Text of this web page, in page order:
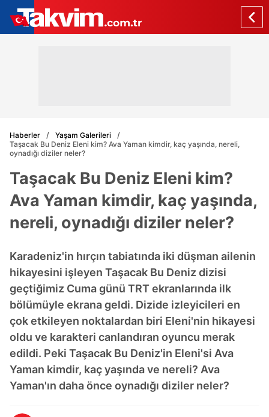
Haberler
Yaşam Galerileri
Taşacak Bu Deniz Eleni kim? Ava Yaman kimdir, kaç yaşında, nereli,
oynadığı diziler neler?
Taşacak Bu Deniz Eleni kim?
Ava Yaman kimdir, kaç yaşında,
nereli, oynadığı diziler neler?
Karadeniz'in hırçın tabiatında iki düşman ailenin
hikayesini işleyen Taşacak Bu Deniz dizisi
geçtiğimiz Cuma günü TRT ekranlarında ilk
bölümüyle ekrana geldi. Dizide izleyicileri en
çok etkileyen noktalardan biri Eleni'nin hikayesi
oldu ve karakteri canlandıran oyuncu merak
edildi. Peki Taşacak Bu Deniz'in Eleni'si Ava
Yaman kimdir, kaç yaşında ve nereli? Ava
Yaman'ın daha önce oynadığı diziler neler?